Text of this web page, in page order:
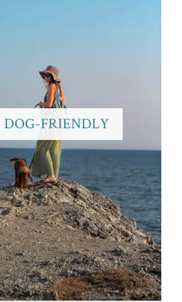
DOG-FRIENDLY